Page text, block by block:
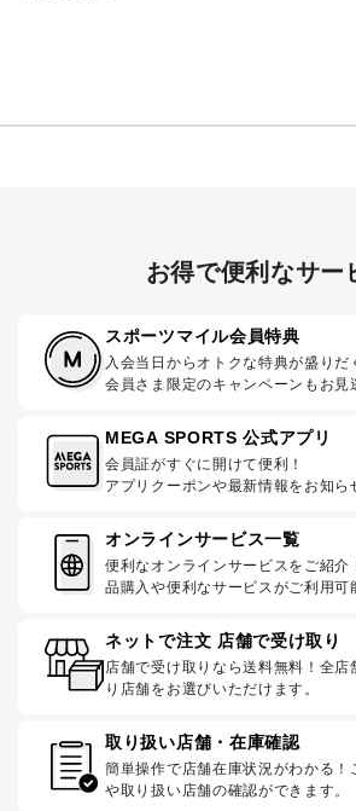
お得で便利なサー
スポーツマイル会員特典
入会当日からオトクな特典が盛りだ
会員さま限定のキャンペーンもお見
MEGA SPORTS 公式アプリ
会員証がすぐに開けて便利！
アプリクーポンや最新情報をお知ら
オンラインサービス一覧
便利なオンラインサービスをご紹
品購入や便利なサービスがご利用可
ネットで注文 店舗で受け取り
店舗で受け取りなら送料無料！全店
り店舗をお選びいただけます。
取り扱い店舗・在庫確認
簡単操作で店舗在庫状況がわかる！
や取り扱い店舗の確認ができます。